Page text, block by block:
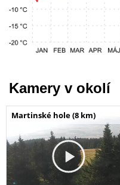
Kamery v okolí
Martinské hole (8 km)